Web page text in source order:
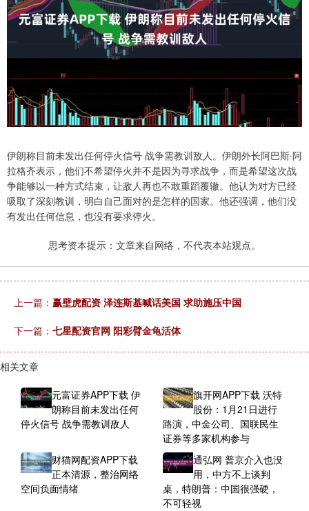
伊朗称目前未发出任何停火信号 战争需教训敌人。伊朗外长阿巴斯·阿
拉格齐表示，他们不希望停火并不是因为寻求战争，而是希望这次战
争能够以一种方式结束，让敌人再也不敢重蹈覆辙。他认为对方已经
吸取了深刻教训，明白自己面对的是怎样的国家。他还强调，他们没
有发出任何信息，也没有要求停火。
思考资本提示：文章来自网络，不代表本站观点。
上一篇： 赢壁虎配资 泽连斯基喊话美国 求助施压中国
下一篇： 七星配资官网 阳彩臂金龟活体
相关文章
元富证券APP下载 伊
朗称目前未发出任何
停火信号 战争需教训敌人
旗开网APP下载 沃特
股份：1月21日进行
路演，中金公司、国联民生
证券等多家机构参与
财猫网配资APP下载
正本清源，整治网络
空间负面情绪
通弘网 普京介入也没
用，中方不上谈判
桌，特朗普：中国很强硬，
不可轻视